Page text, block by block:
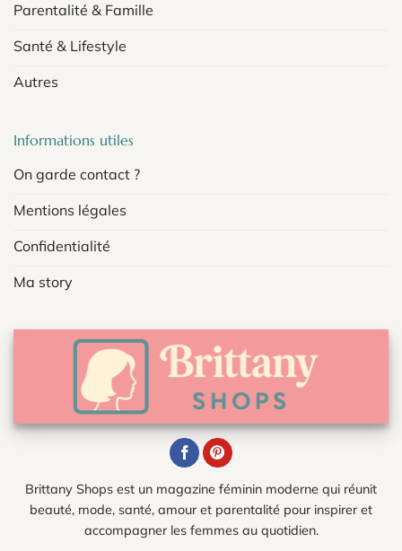
Parentalité & Famille
Santé & Lifestyle
Autres
Informations utiles
On garde contact ?
Mentions légales
Confidentialité
Ma story
Brittany Shops est un magazine féminin moderne qui réunit
beauté, mode, santé, amour et parentalité pour inspirer et
accompagner les femmes au quotidien.